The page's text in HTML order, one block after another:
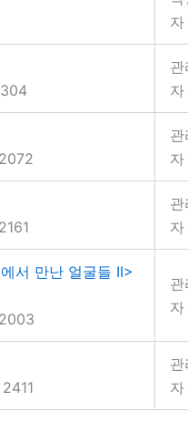
자
관
자
관
자
관
자
서 만난 얼굴들 II>
관
자
관
자